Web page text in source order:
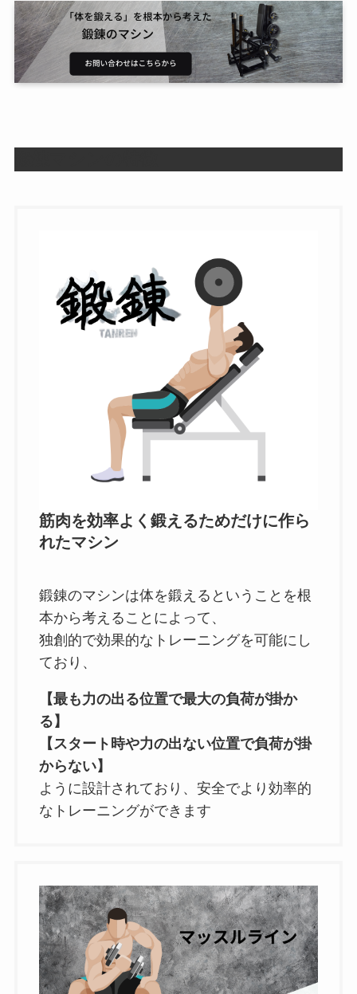
筋肉を効率よく鍛えるためだけに作ら
れたマシン
鍛錬のマシンは体を鍛えるということを根
本から考えることによって、
独創的で効果的なトレーニングを可能にし
ており、
【最も力の出る位置で最大の負荷が掛か
る】
【スタート時や力の出ない位置で負荷が掛
からない】
ように設計されており、安全でより効率的
なトレーニングができます